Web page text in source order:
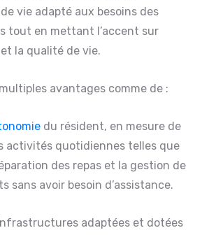
vie adapté aux besoins des
tout en mettant l’accent sur
et la qualité de vie.
avantages comme de :
du résident, en mesure de
activités quotidiennes telles que
des repas et la gestion de
sans avoir besoin d’assistance.
adaptées et dotées